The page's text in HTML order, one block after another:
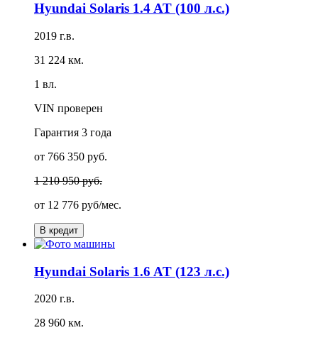
Hyundai Solaris 1.4 AT (100 л.с.)
2019 г.в.
31 224 км.
1 вл.
VIN проверен
Гарантия 3 года
от 766 350 руб.
1 210 950 руб.
от 12 776 руб/мес.
В кредит
Hyundai Solaris 1.6 AT (123 л.с.)
2020 г.в.
28 960 км.